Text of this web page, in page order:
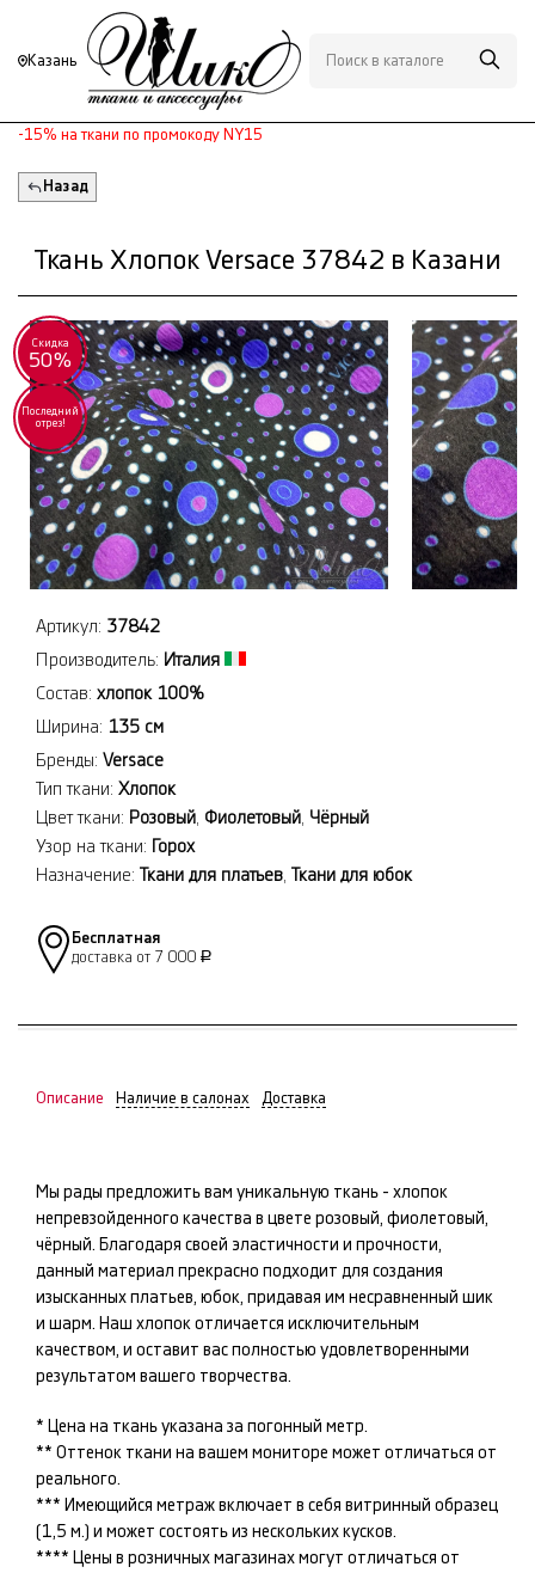
Казань
-15% на ткани по промокоду NY15
Назад
Ткань Хлопок Versace 37842 в Казани
Скидка
50%
Последний
отрез!
Артикул: 37842
Производитель: Италия
Состав: хлопок 100%
Ширина: 135 см
Бренды: Versace
Тип ткани: Хлопок
Цвет ткани: Розовый Фиолетовый Чёрный
Узор на ткани: Горох
Назначение: Ткани для платьев Ткани для юбок
Бесплатная
доставка от 7 000 Р
Описание Наличие в салонах Доставка
Мы рады предложить вам уникальную ткань - хлопок
непревзойденного качества в цвете розовый, фиолетовый,
чёрный. Благодаря своей эластичности и прочности,
данный материал прекрасно подходит для создания
изысканных платьев, юбок, придавая им несравненный шик
и шарм. Наш хлопок отличается исключительным
качеством, и оставит вас полностью удовлетворенными
результатом вашего творчества.
* Цена на ткань указана за погонный метр.
** Оттенок ткани на вашем мониторе может отличаться от
реального.
*** Имеющийся метраж включает в себя витринный образец
(1,5 м.) и может состоять из нескольких кусков.
**** Цены в розничных магазинах могут отличаться от